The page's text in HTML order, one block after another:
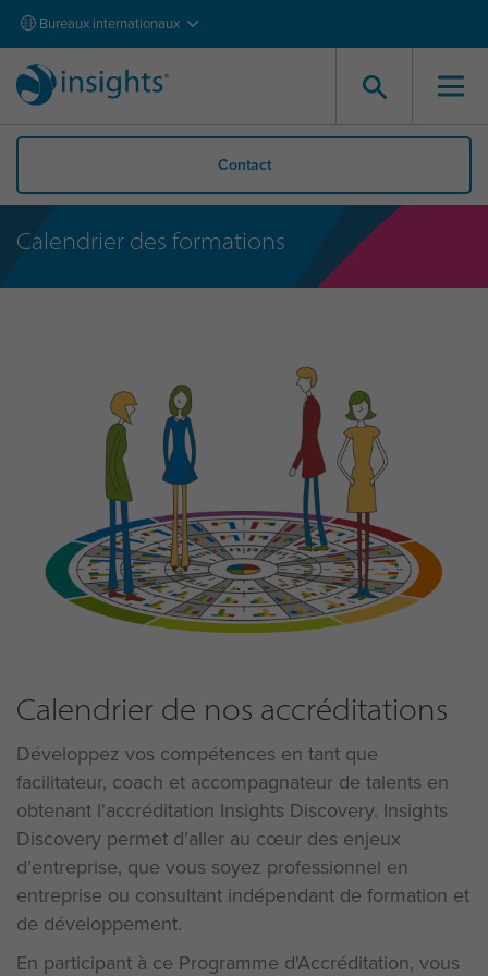
Bureaux internationaux
Contact
Calendrier des formations
Calendrier de nos accréditations
Développez vos compétences en tant que
facilitateur, coach et accompagnateur de talents en
obtenant l'accréditation Insights Discovery. Insights
Discovery permet d’aller au cœur des enjeux
d’entreprise, que vous soyez professionnel en
entreprise ou consultant indépendant de formation et
de développement.
En participant à ce Programme d'Accréditation, vous